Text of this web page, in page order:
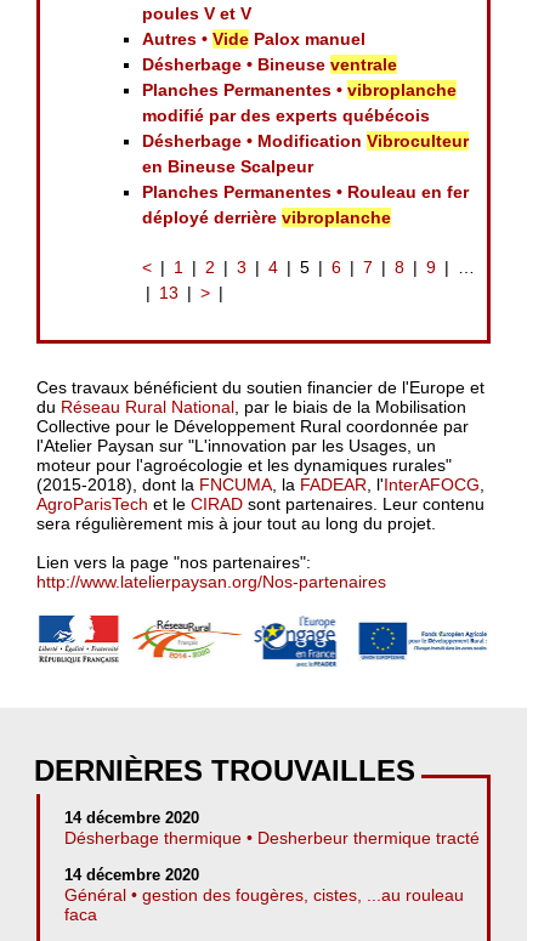
poules V et V
Autres •Vide Palox manuel
Désherbage • Bineuseventrale
Planches Permanentes •vibroplanche
modifié par des experts québécois
Désherbage • ModificationVibroculteur
en Bineuse Scalpeur
Planches Permanentes • Rouleau en fer
déployé derrièrevibroplanche
< 1 2 3 4 5 6 7 8 9
…
13
>
Ces travaux bénéficient du soutien financier de l'Europe et
du Réseau Rural National, par le biais de la Mobilisation
Collective pour le Développement Rural coordonnée par
l'Atelier Paysan sur "L'innovation par les Usages, un
moteur pour l'agroécologie et les dynamiques rurales"
(2015-2018), dont la FNCUMA, la FADEAR, l'InterAFOCG,
AgroParisTech et le CIRAD sont partenaires. Leur contenu
sera régulièrement mis à jour tout au long du projet.
Lien vers la page "nos partenaires":
http://www.latelierpaysan.org/Nos-partenaires
DERNIÈRES TROUVAILLES
14 décembre 2020
Désherbage thermique • Desherbeur thermique tracté
14 décembre 2020
Général • gestion des fougères, cistes, ...au rouleau
faca